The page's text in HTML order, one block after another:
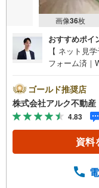
画像36枚
おすすめポイ
【 ネット見
フォーム済｜
積75.89平米
ローゼットで
尾東小学校ま
旬完成予定）
ットバス/洗
グ張替え/ク
くら夙川駅
ゴールド推奨店
株式会社アルク不動
4.83
資料